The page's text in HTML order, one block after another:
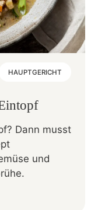
HAUPTGERICHT
Dann musst
und